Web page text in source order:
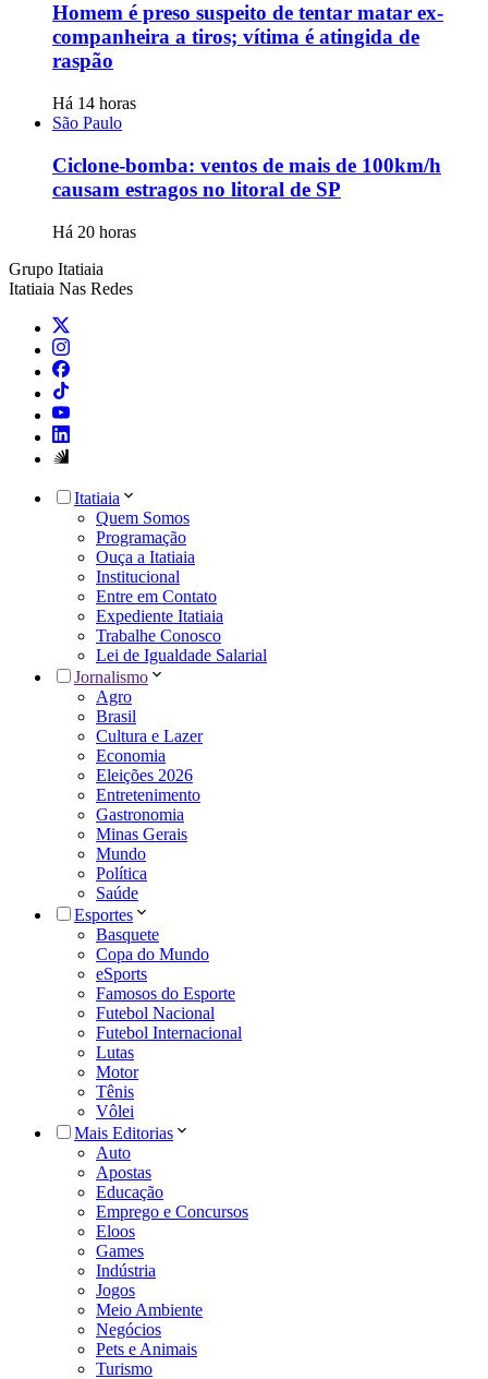
Homem é preso suspeito de tentar matar ex-
companheira a tiros; vítima é atingida de
raspão
Há 14 horas
São Paulo
Ciclone-bomba: ventos de mais de 100km/h
causam estragos no litoral de SP
Há 20 horas
Grupo Itatiaia
Itatiaia Nas Redes
Itatiaia
Quem Somos
Programação
Ouça a Itatiaia
Institucional
Entre em Contato
Expediente Itatiaia
Trabalhe Conosco
Lei de Igualdade Salarial
Jornalismo
Agro
Brasil
Cultura e Lazer
Economia
Eleições 2026
Entretenimento
Gastronomia
Minas Gerais
Mundo
Política
Saúde
Esportes
Basquete
Copa do Mundo
eSports
Famosos do Esporte
Futebol Nacional
Futebol Internacional
Lutas
Motor
Tênis
Vôlei
Mais Editorias
Auto
Apostas
Educação
Emprego e Concursos
Eloos
Games
Indústria
Jogos
Meio Ambiente
Negócios
Pets e Animais
Turismo